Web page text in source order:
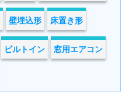
壁埋込形 床置き形
ビルトイン 窓用エアコン